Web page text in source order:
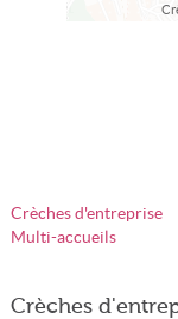
Crèches d'entreprise
Multi-accueils
Crèches